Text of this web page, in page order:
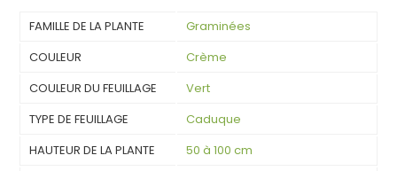
FAMILLE DE LA PLANTE
Graminées
COULEUR
Crème
COULEUR DU FEUILLAGE
Vert
TYPE DE FEUILLAGE
Caduque
HAUTEUR DE LA PLANTE
50 à 100 cm